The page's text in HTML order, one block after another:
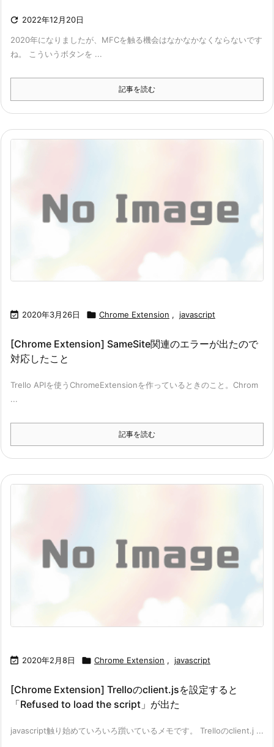
 2022年12月20日
2020年になりましたが、MFCを触る機会はなかなかなくならないです
ね。 こういうボタンを ...
記事を読む
 2020年3月26日  Chrome Extension , javascript
[Chrome Extension] SameSite関連のエラーが出たので
対応したこと
Trello APIを使うChromeExtensionを作っているときのこと。Chrom
...
記事を読む
 2020年2月8日  Chrome Extension , javascript
[Chrome Extension] Trelloのclient.jsを設定すると
「Refused to load the script」が出た
javascript触り始めていろいろ躓いているメモです。 Trelloのclient.j ...